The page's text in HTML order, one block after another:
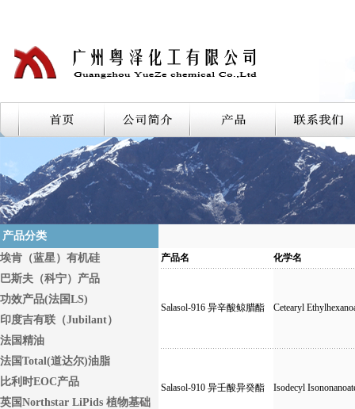
产品分类
埃肯（蓝星）有机硅
巴斯夫（科宁）产品
功效产品(法国LS)
印度吉有联（Jubilant）
法国精油
法国Total(道达尔)油脂
比利时EOC产品
英国Northstar LiPids 植物基础
产品名 化学名
Salasol-916 异辛酸鲸腊酯 Cetearyl
Salasol-910 异壬酸异癸酯 Isodecyl